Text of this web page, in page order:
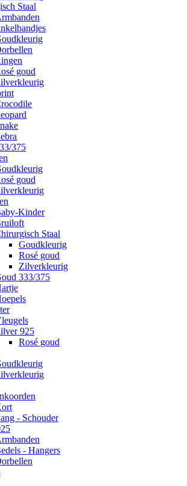
Staal
goud
375
goud
Kinder
Staal
Goudkleurig
Rosé goud
Zilverkleurig
333/375
925
Rosé goud
- Schouder
- Hangers